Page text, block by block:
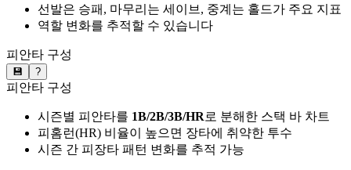
선발은 승패, 마무리는 세이브, 중계는 홀드가 주요 지표
역할 변화를 추적할 수 있습니다
피안타 구성
💾 ?
피안타 구성
시즌별 피안타를 1B/2B/3B/HR로 분해한 스택 바 차트
피홈런(HR) 비율이 높으면 장타에 취약한 투수
시즌 간 피장타 패턴 변화를 추적 가능